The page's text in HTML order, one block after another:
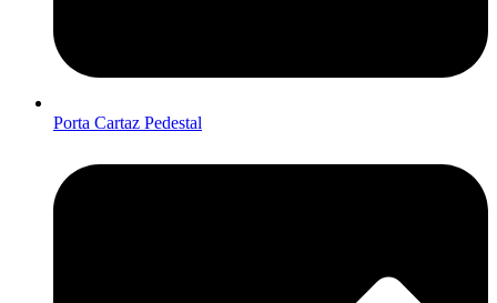
Porta Cartaz Pedestal